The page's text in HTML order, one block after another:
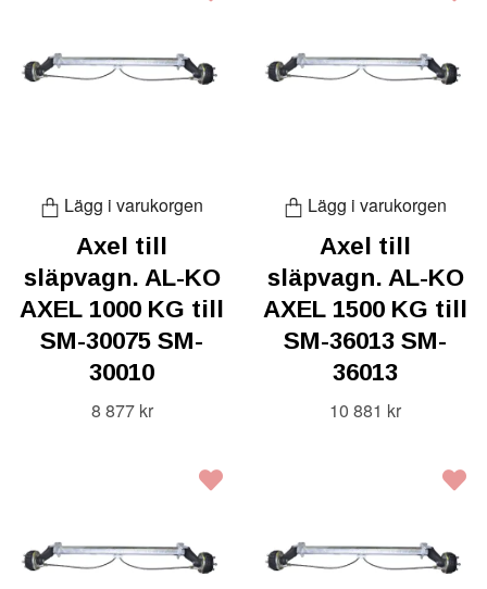
Lägg i varukorgen
Axel till
släpvagn. AL-KO
AXEL 1000 KG till
SM-30075 SM-
30010
8 877 kr
Lägg i varukorgen
Axel till
släpvagn. AL-KO
AXEL 1500 KG till
SM-36013 SM-
36013
10 881 kr